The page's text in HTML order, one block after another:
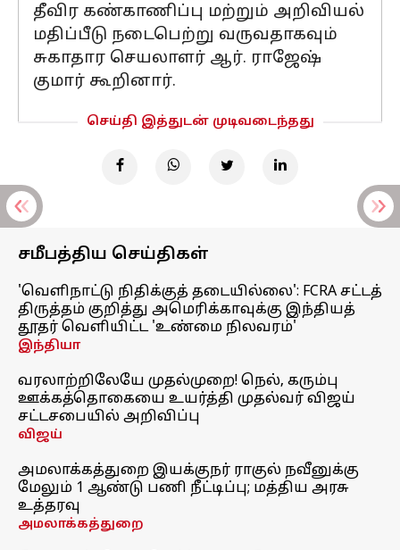
தீவிர கண்காணிப்பு மற்றும் அறிவியல்
மதிப்பீடு நடைபெற்று வருவதாகவும்
சுகாதார செயலாளர் ஆர். ராஜேஷ்
குமார் கூறினார்.
செய்தி இத்துடன் முடிவடைந்தது
சமீபத்திய செய்திகள்
'வெளிநாட்டு நிதிக்குத் தடையில்லை': FCRA சட்டத்
திருத்தம் குறித்து அமெரிக்காவுக்கு இந்தியத்
தூதர் வெளியிட்ட 'உண்மை நிலவரம்'
இந்தியா
வரலாற்றிலேயே முதல்முறை! நெல், கரும்பு
ஊக்கத்தொகையை உயர்த்தி முதல்வர் விஜய்
சட்டசபையில் அறிவிப்பு
விஜய்
அமலாக்கத்துறை இயக்குநர் ராகுல் நவீனுக்கு
மேலும் 1 ஆண்டு பணி நீட்டிப்பு; மத்திய அரசு
உத்தரவு
அமலாக்கத்துறை